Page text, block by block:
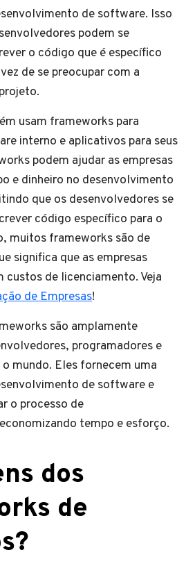
de software. Isso
podem se
o código que é específico
de se preocupar com a
usam frameworks para
interno e aplicativos para seus
podem ajudar as empresas
e dinheiro no desenvolvimento
que os desenvolvedores se
código específico para o
muitos frameworks são de
significa que as empresas
custos de licenciamento. Veja
de Empresas!
são amplamente
programadores e
mundo. Eles fornecem uma
de software e
o processo de
tempo e esforço.
dos
de